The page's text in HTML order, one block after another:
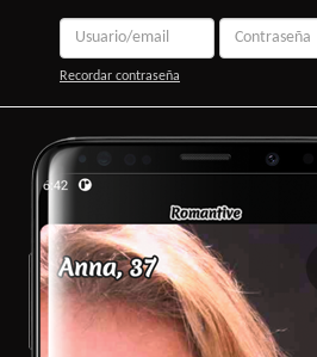
Recordar contraseña